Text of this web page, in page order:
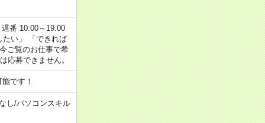
番 10:00～19:00
たい」 「できれば
ご覧のお仕事で希
応募できません。
です！
し/パソコンスキル